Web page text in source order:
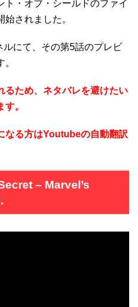
ト・オブ・シールドのファイ
されました。
ルにて、その第5話のプレビ
ため、ネタバレを避けたい
。
なる方はYoutubeの自動翻訳
– Marvel’s